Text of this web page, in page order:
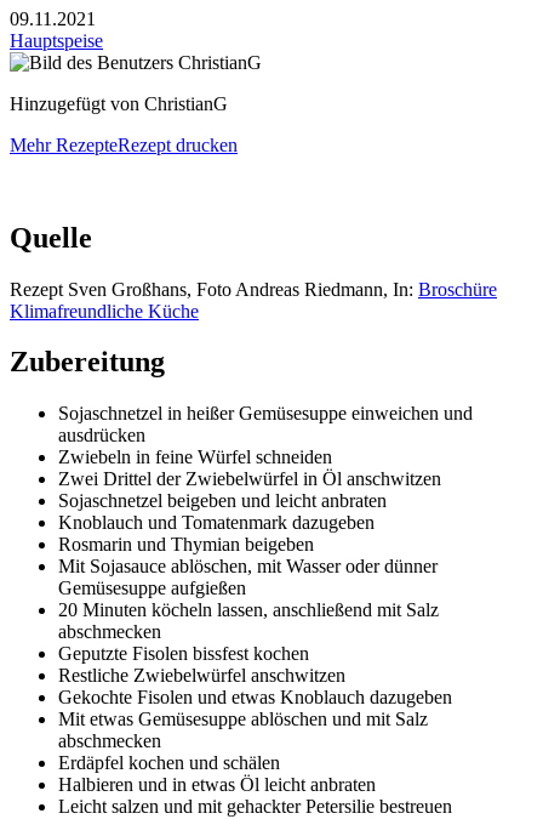
09.11.2021
Hauptspeise
Hinzugefügt von ChristianG
Mehr RezepteRezept drucken
Quelle
Rezept Sven Großhans, Foto Andreas Riedmann, In: Broschüre
Klimafreundliche Küche
Zubereitung
Sojaschnetzel in heißer Gemüsesuppe einweichen und
ausdrücken
Zwiebeln in feine Würfel schneiden
Zwei Drittel der Zwiebelwürfel in Öl anschwitzen
Sojaschnetzel beigeben und leicht anbraten
Knoblauch und Tomatenmark dazugeben
Rosmarin und Thymian beigeben
Mit Sojasauce ablöschen, mit Wasser oder dünner
Gemüsesuppe aufgießen
20 Minuten köcheln lassen, anschließend mit Salz
abschmecken
Geputzte Fisolen bissfest kochen
Restliche Zwiebelwürfel anschwitzen
Gekochte Fisolen und etwas Knoblauch dazugeben
Mit etwas Gemüsesuppe ablöschen und mit Salz
abschmecken
Erdäpfel kochen und schälen
Halbieren und in etwas Öl leicht anbraten
Leicht salzen und mit gehackter Petersilie bestreuen